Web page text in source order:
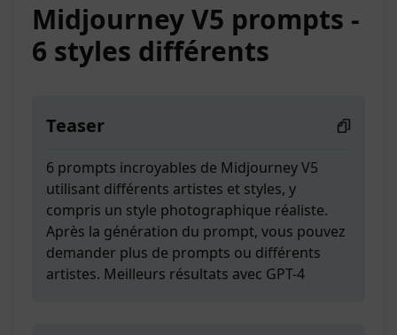
Midjourney V5 prompts -
6 styles différents
Teaser
6 prompts incroyables de Midjourney V5
utilisant différents artistes et styles, y
compris un style photographique réaliste.
Après la génération du prompt, vous pouvez
demander plus de prompts ou différents
artistes. Meilleurs résultats avec GPT-4